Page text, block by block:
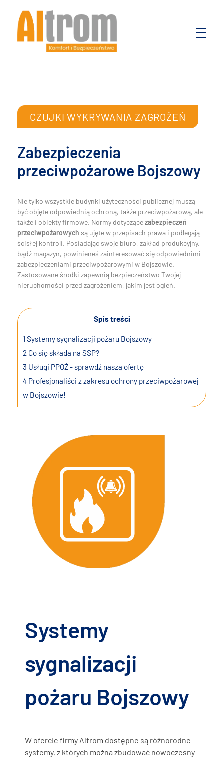
CZUJKI WYKRYWANIA ZAGROŻEŃ
Zabezpieczenia
przeciwpożarowe Bojszowy
Nie tylko wszystkie budynki użyteczności publicznej muszą
być objęte odpowiednią ochroną, także przeciwpożarową, ale
także i obiekty firmowe. Normy dotyczącezabezpieczeń
przeciwpożarowych są ujęte w przepisach prawa i podlegają
ścisłej kontroli. Posiadając swoje biuro, zakład produkcyjny,
bądź magazyn, powinieneś zainteresować się odpowiednimi
zabezpieczeniami przeciwpożarowymi w Bojszowie.
Zastosowane środki zapewnią bezpieczeństwo Twojej
nieruchomości przed zagrożeniem, jakim jest ogień.
Spis treści
1 Systemy sygnalizacji pożaru Bojszowy
2 Co się składa na SSP?
3 Usługi PPOŻ - sprawdź naszą ofertę
4 Profesjonaliści z zakresu ochrony przeciwpożarowej
w Bojszowie!
Systemy
sygnalizacji
pożaru Bojszowy
W ofercie firmy Altrom dostępne są różnorodne
systemy, z których można zbudować nowoczesny